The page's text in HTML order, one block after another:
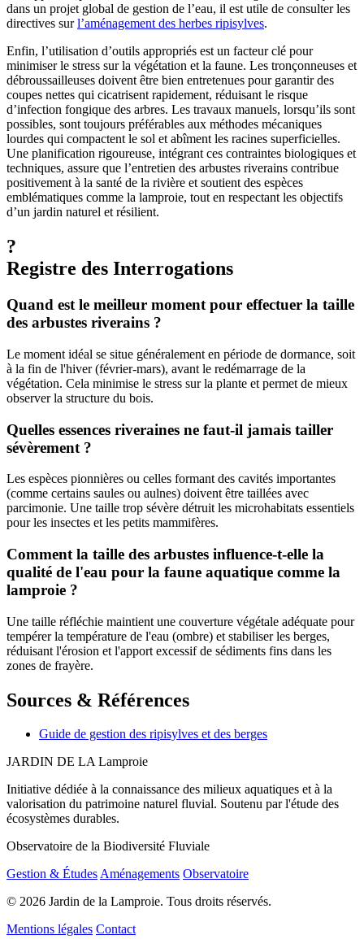
dans un projet global de gestion de l’eau, il est utile de consulter les
directives surl’aménagement des herbes ripisylves.
Enfin, l’utilisation d’outils appropriés est un facteur clé pour
minimiser le stress sur la végétation et la faune. Les tronçonneuses et
débroussailleuses doivent être bien entretenues pour garantir des
coupes nettes qui cicatrisent rapidement, réduisant le risque
d’infection fongique des arbres. Les travaux manuels, lorsqu’ils sont
possibles, sont toujours préférables aux méthodes mécaniques
lourdes qui compactent le sol et abîment les racines superficielles.
Une planification rigoureuse, intégrant ces contraintes biologiques et
techniques, assure que l’entretien des arbustes riverains contribue
positivement à la santé de la rivière et soutient des espèces
emblématiques comme la lamproie, tout en respectant les objectifs
d’un jardin naturel et résilient.
?
Registre des Interrogations
Quand est le meilleur moment pour effectuer la taille
des arbustes riverains ?
Le moment idéal se situe généralement en période de dormance, soit
à la fin de l'hiver (février-mars), avant le redémarrage de la
végétation. Cela minimise le stress sur la plante et permet de mieux
observer la structure du bois.
Quelles essences riveraines ne faut-il jamais tailler
sévèrement ?
Les espèces pionnières ou celles formant des cavités importantes
(comme certains saules ou aulnes) doivent être taillées avec
parcimonie. Une taille trop sévère détruit les microhabitats essentiels
pour les insectes et les petits mammifères.
Comment la taille des arbustes influence-t-elle la
qualité de l'eau pour la faune aquatique comme la
lamproie ?
Une taille réfléchie maintient une couverture végétale adéquate pour
tempérer la température de l'eau (ombre) et stabiliser les berges,
réduisant l'érosion et l'apport excessif de sédiments fins dans les
zones de frayère.
Sources & Références
Guide de gestion des ripisylves et des berges
JARDIN DE LALamproie
Initiative dédiée à la connaissance des milieux aquatiques et à la
valorisation du patrimoine naturel fluvial. Soutenu par l'étude des
écosystèmes durables.
Observatoire de la Biodiversité Fluviale
Gestion & ÉtudesAménagements Observatoire
© 2026 Jardin de la Lamproie. Tous droits réservés.
Mentions légales Contact